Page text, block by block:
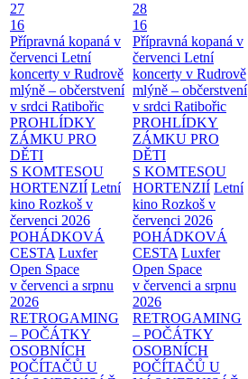
27
16
Přípravná kopaná v
červenci Letní
koncerty v Rudrově
mlýně – občerstvení
v srdci Ratibořic
PROHLÍDKY
ZÁMKU PRO
DĚTI
S KOMTESOU
HORTENZIÍ Letní
kino Rozkoš v
červenci 2026
POHÁDKOVÁ
CESTA Luxfer
Open Space
v červenci a srpnu
2026
RETROGAMING
– POČÁTKY
OSOBNÍCH
POČÍTAČŮ U
28
16
Přípravná kopaná v
červenci Letní
koncerty v Rudrově
mlýně – občerstvení
v srdci Ratibořic
PROHLÍDKY
ZÁMKU PRO
DĚTI
S KOMTESOU
HORTENZIÍ Letní
kino Rozkoš v
červenci 2026
POHÁDKOVÁ
CESTA Luxfer
Open Space
v červenci a srpnu
2026
RETROGAMING
– POČÁTKY
OSOBNÍCH
POČÍTAČŮ U